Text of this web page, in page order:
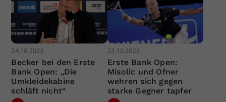
24.10.2023
Becker bei den Erste
Bank Open: „Die
Umkleidekabine
schläft nicht“
23.10.2023
Erste Bank Open:
Misolic und Ofner
wehren sich gegen
starke Gegner tapfer